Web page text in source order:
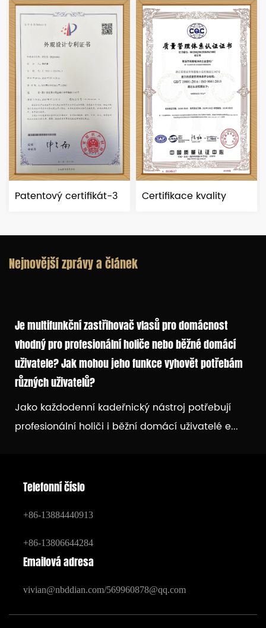
certifikát-3 Certifikace kvality
Nejnovější zprávy a článek
Je multifunkční zastřihovač vlasů pro domácnost
vhodný pro profesionální holiče nebo běžné domácí
uživatele? Jak mohou jeho funkce vyhovět potřebám
různých uživatelů?
Jako každodenní kadeřnický nástroj potřebují
profesionální holiči i běžní domácí uživatelé e...
Telefonní číslo
+86-13884440913
+86-13806644284
Emailová adresa
vivian@nbddian.com/569960878@qq.com